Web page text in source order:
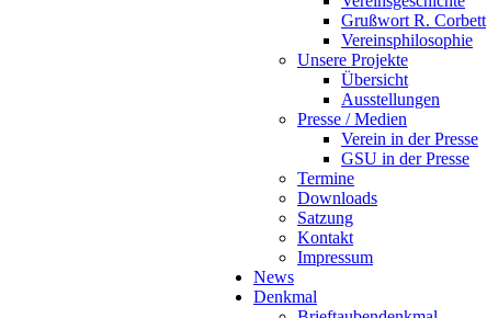
Grußwort R. Corbett
Vereinsphilosophie
Unsere Projekte
Übersicht
Ausstellungen
Presse / Medien
Verein in der Presse
GSU in der Presse
Termine
Downloads
Satzung
Kontakt
Impressum
News
Denkmal